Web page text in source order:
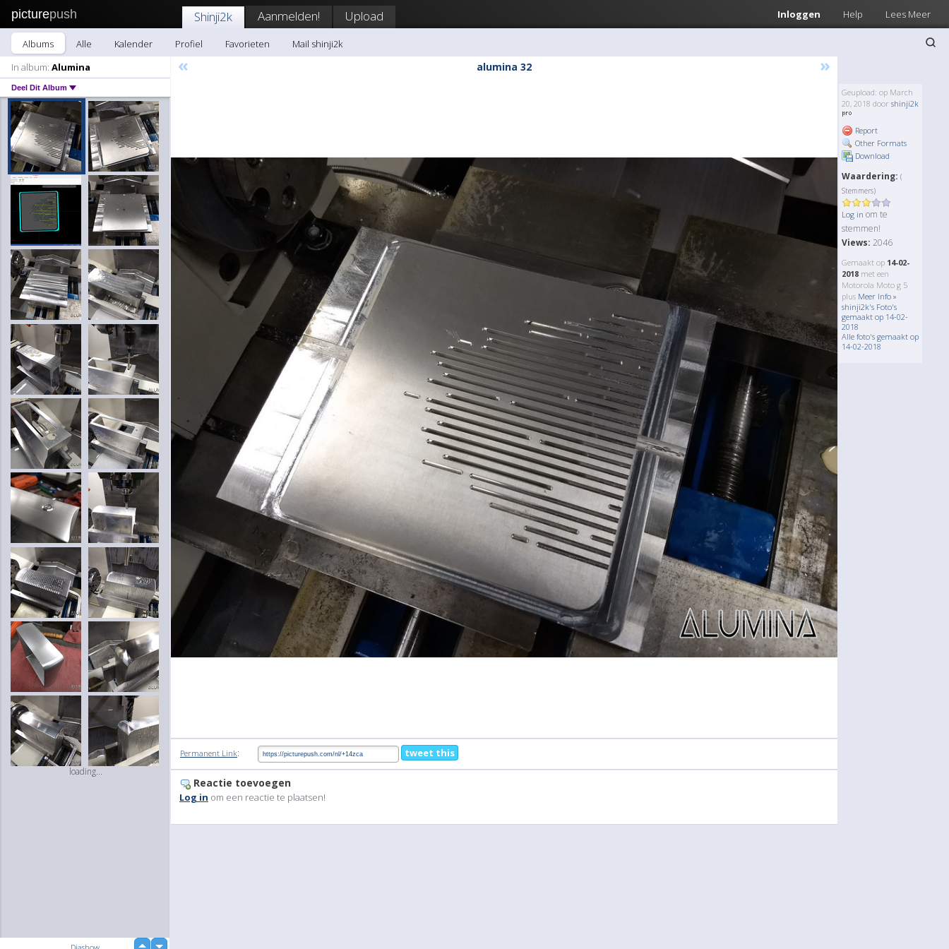
picturepush Inloggen Help Lees Meer
Shinji2k Aanmelden! Upload
Albums Alle Kalender Profiel Favorieten
Mail shinji2k
In album: Alumina
Deel Dit Album
loading...
« alumina 32 »
Geupload: op March
20, 2018 door shinji2k
Report
Other Formats
Download
Waardering: (
Stemmers)
Log in om te
stemmen!
Views: 2046
Gemaakt op 14-02-
2018 met een
Motorola Moto g 5
plus Meer Info »
shinji2k's Foto's
gemaakt op 14-02-
2018
Alle foto's gemaakt op
14-02-2018
Permanent Link: tweet this
Reactie toevoegen
Log in om een reactie te plaatsen!